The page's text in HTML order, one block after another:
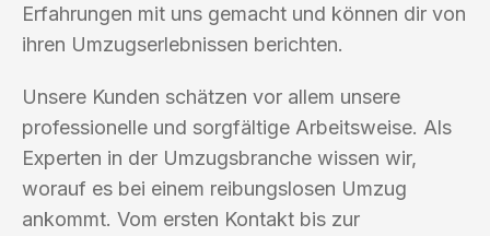
Erfahrungen mit uns gemacht und können dir von
ihren Umzugserlebnissen berichten.
Unsere Kunden schätzen vor allem unsere
professionelle und sorgfältige Arbeitsweise. Als
Experten in der Umzugsbranche wissen wir,
worauf es bei einem reibungslosen Umzug
ankommt. Vom ersten Kontakt bis zur